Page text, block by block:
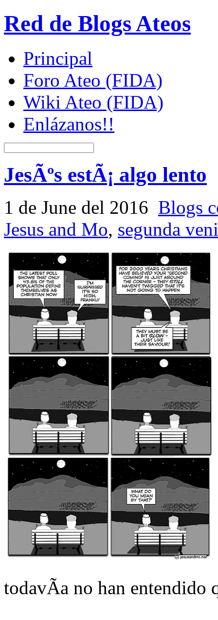
Red de Blogs Ateos
Principal
Foro Ateo (FIDA)
Wiki Ateo (FIDA)
Enlázanos!!
JesÃºs estÃ¡ algo lento
1 de June del 2016 Blogs
Jesus and Mo, segunda
todavÃ­a no han entendido